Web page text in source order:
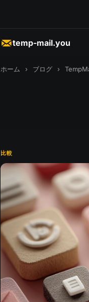
temp-mail.you
ホーム › ブログ ›
比較